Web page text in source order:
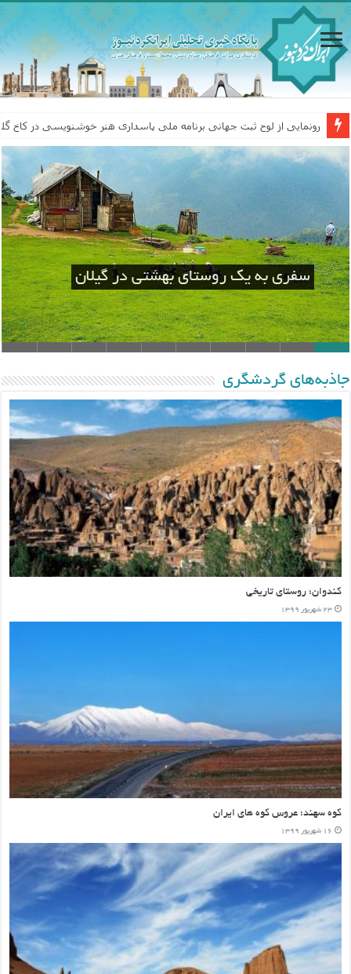
رونمایی از لوح ثبت جهانی برنامه ملی پاسداری هنر خوشنویسی در کاخ
سفری به یک روستای بهشتی در گیلان
جاذبه‌های گردشگری
کندوان؛ روستای تاریخی
۲۳ شهریور ۱۳۹۹
کوه سهند؛ عروس کوه های ایران
۱۶ شهریور ۱۳۹۹